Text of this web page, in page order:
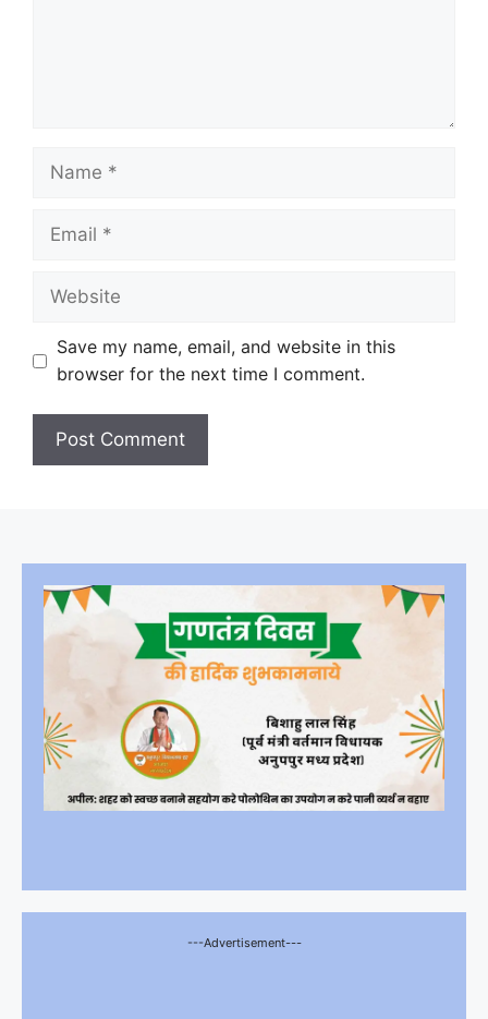
Name
Email
Website
Save my name, email, and website in this
browser for the next time I comment.
---Advertisement---